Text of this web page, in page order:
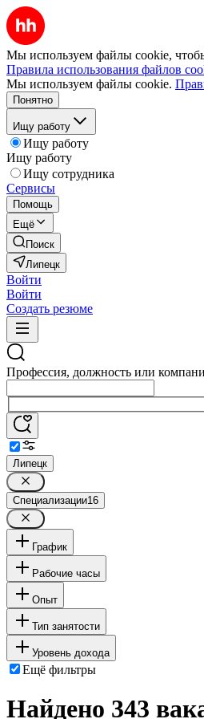
Мы используем файлы cookie,
Правила использования файлов
Мы используем файлы cookie.
Понятно
Ищу работу
Ищу работу
Ищу работу
Ищу сотрудника
Сервисы
Помощь
Ещё
Поиск
Липецк
Войти
Войти
Создать резюме
Профессия, должность или
Липецк
Специализации16
График
Рабочие часы
Опыт
Тип занятости
Уровень дохода
Ещё фильтры
Найдено 343